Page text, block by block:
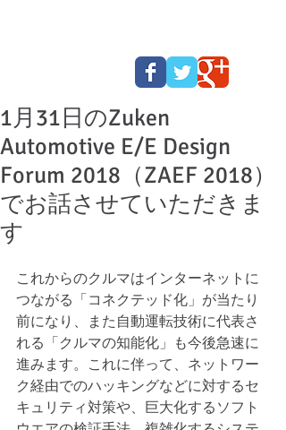
1月31日のZuken
Automotive E/E Design
Forum 2018（ZAEF 2018）
でお話させていただきま
す
これからのクルマはインターネットに
つながる「コネクテッド化」が当たり
前になり、また自動運転技術に代表さ
れる「クルマの知能化」も今後急速に
進みます。これに伴って、ネットワー
ク経由でのハッキングなどに対するセ
キュリティ対策や、巨大化するソフト